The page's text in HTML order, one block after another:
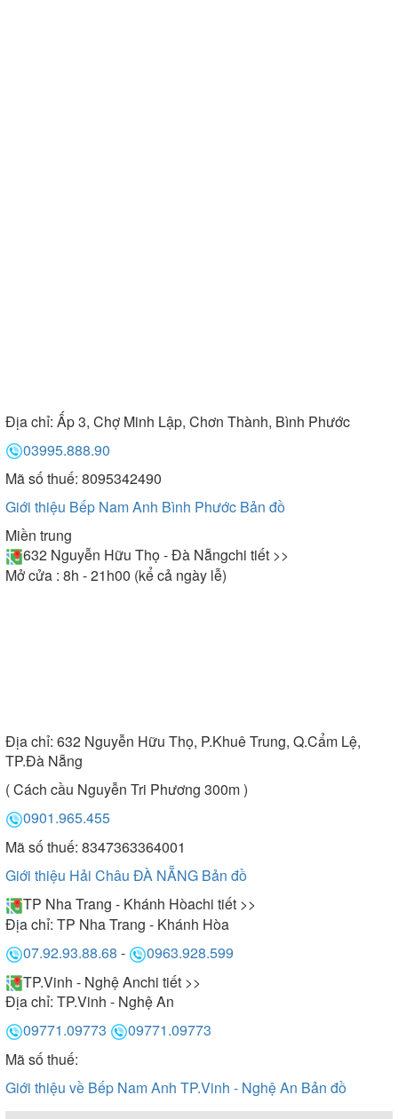
Địa chỉ: Ấp 3, Chợ Minh Lập, Chơn Thành, Bình Phước
03995.888.90
Mã số thuế: 8095342490
Giới thiệu Bếp Nam Anh Bình Phước Bản đồ
Miền trung
632 Nguyễn Hữu Thọ - Đà Nẵngchi tiết >>
Mở cửa : 8h - 21h00 (kể cả ngày lễ)
Địa chỉ: 632 Nguyễn Hữu Thọ, P.Khuê Trung, Q.Cẩm Lệ,
TP.Đà Nẵng
( Cách cầu Nguyễn Tri Phương 300m )
0901.965.455
Mã số thuế: 8347363364001
Giới thiệu Hải Châu ĐÀ NẴNG Bản đồ
TP Nha Trang - Khánh Hòachi tiết >>
Địa chỉ: TP Nha Trang - Khánh Hòa
07.92.93.88.68 -
0963.928.599
TP.Vinh - Nghệ Anchi tiết >>
Địa chỉ: TP.Vinh - Nghệ An
09771.09773
09771.09773
Mã số thuế:
Giới thiệu về Bếp Nam Anh TP.Vinh - Nghệ An Bản đồ